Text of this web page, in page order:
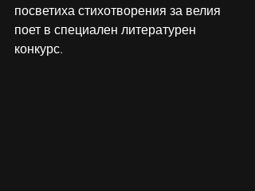
посветиха стихотворения за велия
поет в специален литературен
конкурс.